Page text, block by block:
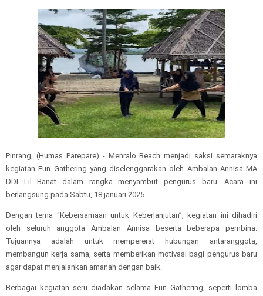
Pinrang, (Humas Parepare) - Menralo Beach menjadi saksi semaraknya
kegiatan Fun Gathering yang diselenggarakan oleh Ambalan Annisa MA
DDI Lil Banat dalam rangka menyambut pengurus baru. Acara ini
berlangsung pada Sabtu, 18 januari 2025.
Dengan tema “Kebersamaan untuk Keberlanjutan”, kegiatan ini dihadiri
oleh seluruh anggota Ambalan Annisa beserta beberapa pembina.
Tujuannya adalah untuk mempererat hubungan antaranggota,
membangun kerja sama, serta memberikan motivasi bagi pengurus baru
agar dapat menjalankan amanah dengan baik.
Berbagai kegiatan seru diadakan selama Fun Gathering, seperti lomba